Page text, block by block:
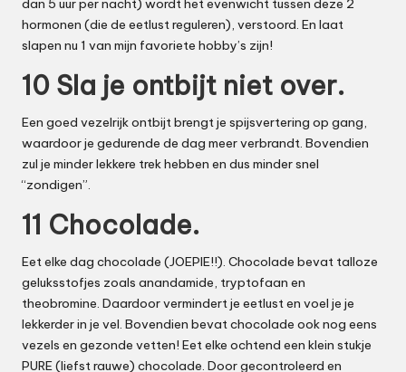
dan 5 uur per nacht) wordt het evenwicht tussen deze 2
hormonen (die de eetlust reguleren), verstoord. En laat
slapen nu 1 van mijn favoriete hobby’s zijn!
10 Sla je ontbijt niet over.
Een goed vezelrijk ontbijt brengt je spijsvertering op gang,
waardoor je gedurende de dag meer verbrandt. Bovendien
zul je minder lekkere trek hebben en dus minder snel
“zondigen”.
11 Chocolade.
Eet elke dag chocolade (JOEPIE!!). Chocolade bevat talloze
geluksstofjes zoals anandamide, tryptofaan en
theobromine. Daardoor vermindert je eetlust en voel je je
lekkerder in je vel. Bovendien bevat chocolade ook nog eens
vezels en gezonde vetten! Eet elke ochtend een klein stukje
PURE (liefst rauwe) chocolade. Door gecontroleerd en